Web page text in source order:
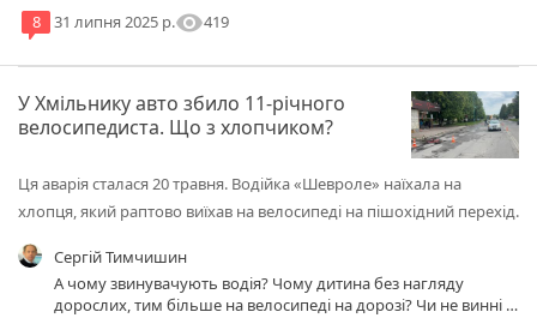
8 31 липня 2025 р.visibility419
У Хмільнику авто збило 11-річного
велосипедиста. Що з хлопчиком?
Ця аварія сталася 20 травня. Водійка «Шевроле» наїхала на
хлопця, який раптово виїхав на велосипеді на пішохідний перехід.
Сергій Тимчишин
А чому звинувачують водія? Чому дитина без нагляду
дорослих, тим більше на велосипеді на дорозі? Чи не винні у